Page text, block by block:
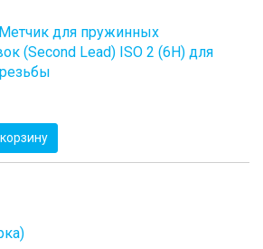
для пружинных
(Second Lead) ISO 2 (6H) для